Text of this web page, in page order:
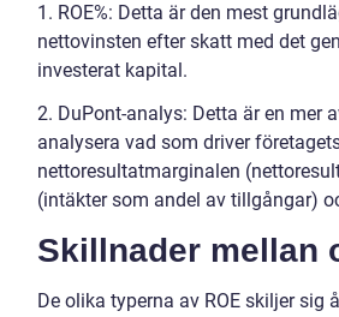
1. ROE%: Detta är den mest
nettovinsten efter skatt med det
investerat kapital.
2. DuPont-analys: Detta är en mer
analysera vad som driver
nettoresultatmarginalen
(intäkter som andel av tillgångar)
Skillnader mellan
De olika typerna av ROE skiljer